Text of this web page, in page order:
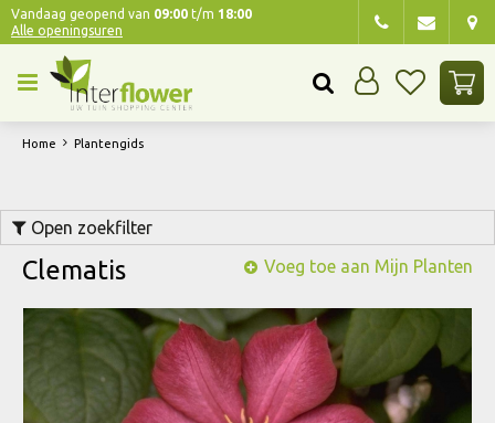
n
Home Plantengids
Vandaag geopend van 09:00 t/m 18:00
Alle openingsuren
Open zoekfilter
Clematis Voeg toe aan Mijn Planten